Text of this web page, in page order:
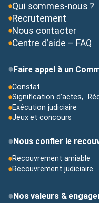
Qui sommes-nous ?
Recrutement
Nous contacter
Centre d’aide – FAQ
Faire appel à un
Constat
Signification d’actes,
Exécution judiciaire
Jeux et concours
Nous confier le
Recouvrement amiable
Recouvrement judiciaire
Nos valeurs &